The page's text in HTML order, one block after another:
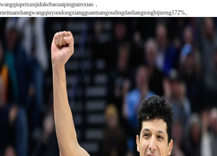
wangqiupeixunjidukebaozaipingtairexiao，
meituanshangwangqiuyundongxiangguantuangoudingdanliangtongbijizeng172%。